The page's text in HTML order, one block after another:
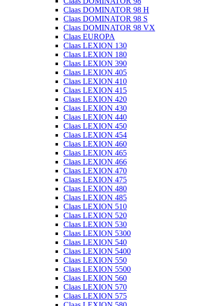
Claas DOMINATOR 98 H
Claas DOMINATOR 98 S
Claas DOMINATOR 98 VX
Claas EUROPA
Claas LEXION 130
Claas LEXION 180
Claas LEXION 390
Claas LEXION 405
Claas LEXION 410
Claas LEXION 415
Claas LEXION 420
Claas LEXION 430
Claas LEXION 440
Claas LEXION 450
Claas LEXION 454
Claas LEXION 460
Claas LEXION 465
Claas LEXION 466
Claas LEXION 470
Claas LEXION 475
Claas LEXION 480
Claas LEXION 485
Claas LEXION 510
Claas LEXION 520
Claas LEXION 530
Claas LEXION 5300
Claas LEXION 540
Claas LEXION 5400
Claas LEXION 550
Claas LEXION 5500
Claas LEXION 560
Claas LEXION 570
Claas LEXION 575